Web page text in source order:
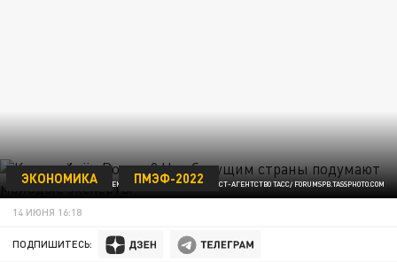
ФОТО: АЛЕКСАНДР ДЕМЬЯНЧУК/ФОТОХОСТ-АГЕНТСТВО ТАСС/ FORUMSPB.TASSPHOTO.COM
ЭКОНОМИКА ПМЭФ-2022
14 ИЮНЯ 16:18
ПОДПИШИТЕСЬ: